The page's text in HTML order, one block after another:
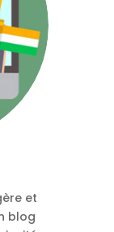
et
blog